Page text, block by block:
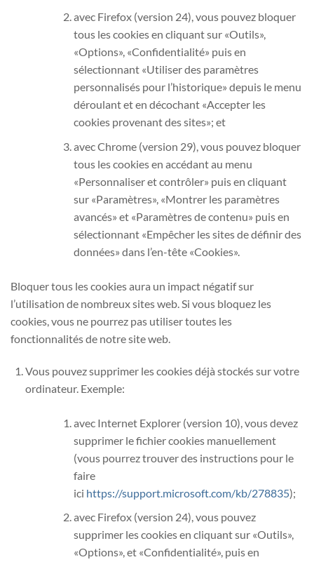
avec Firefox (version 24), vous pouvez bloquer
tous les cookies en cliquant sur «Outils»,
«Options», «Confidentialité» puis en
sélectionnant «Utiliser des paramètres
personnalisés pour l’historique» depuis le menu
déroulant et en décochant «Accepter les
cookies provenant des sites»; et
avec Chrome (version 29), vous pouvez bloquer
tous les cookies en accédant au menu
«Personnaliser et contrôler» puis en cliquant
sur «Paramètres», «Montrer les paramètres
avancés» et «Paramètres de contenu» puis en
sélectionnant «Empêcher les sites de définir des
données» dans l’en-tête «Cookies».
Bloquer tous les cookies aura un impact négatif sur
l’utilisation de nombreux sites web. Si vous bloquez les
cookies, vous ne pourrez pas utiliser toutes les
fonctionnalités de notre site web.
Vous pouvez supprimer les cookies déjà stockés sur votre
ordinateur. Exemple:
avec Internet Explorer (version 10), vous devez
supprimer le fichier cookies manuellement
(vous pourrez trouver des instructions pour le
faire
ici https://support.microsoft.com/kb/278835);
avec Firefox (version 24), vous pouvez
supprimer les cookies en cliquant sur «Outils»,
«Options», et «Confidentialité», puis en